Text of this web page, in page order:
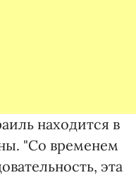
находится в
"Со временем
эта